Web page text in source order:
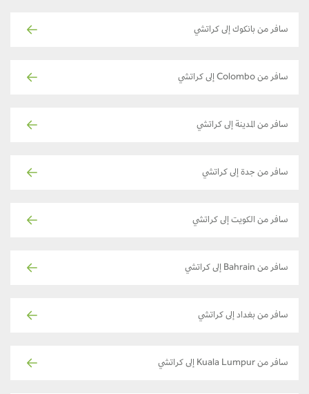
سافر من بانكوك إلى كراتشي
سافر من Colombo إلى كراتشي
سافر من المدينة إلى كراتشي
سافر من جدة إلى كراتشي
سافر من الكويت إلى كراتشي
سافر من Bahrain إلى كراتشي
سافر من بغداد إلى كراتشي
سافر من Kuala Lumpur إلى كراتشي